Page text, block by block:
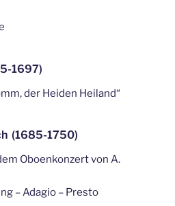
1697)
der Heiden Heiland“
(1685-1750)
Oboenkonzert von A.
– Adagio – Presto